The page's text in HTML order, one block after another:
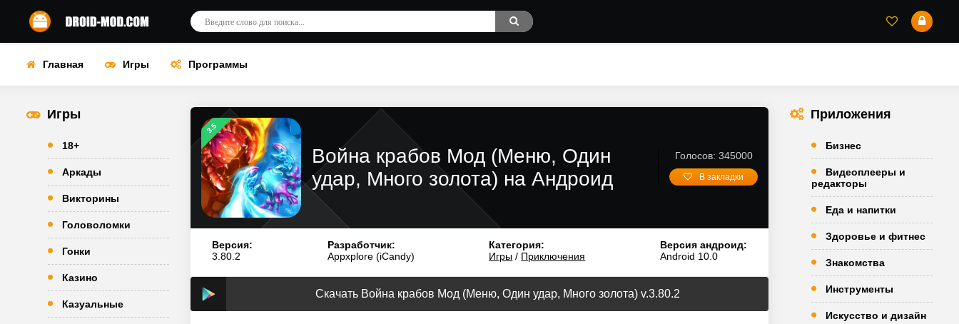
Главная Игры Программы
Игры
18+
Аркады
Викторины
Головоломки
Гонки
Казино
Казуальные
3.5
Война крабов Мод (Меню, Один
удар, Много золота) на Андроид
Голосов: 345000
В закладки
Версия:
3.80.2
Разработчик:
Appxplore (iCandy)
Категория:
Игры / Приключения
Версия андроид:
Android 10.0
Скачать Война крабов Мод (Меню, Один удар, Много золота) v.3.80.2
Приложения
Бизнес
Видеоплееры и
редакторы
Еда и напитки
Здоровье и фитнес
Знакомства
Инструменты
Искусство и дизайн